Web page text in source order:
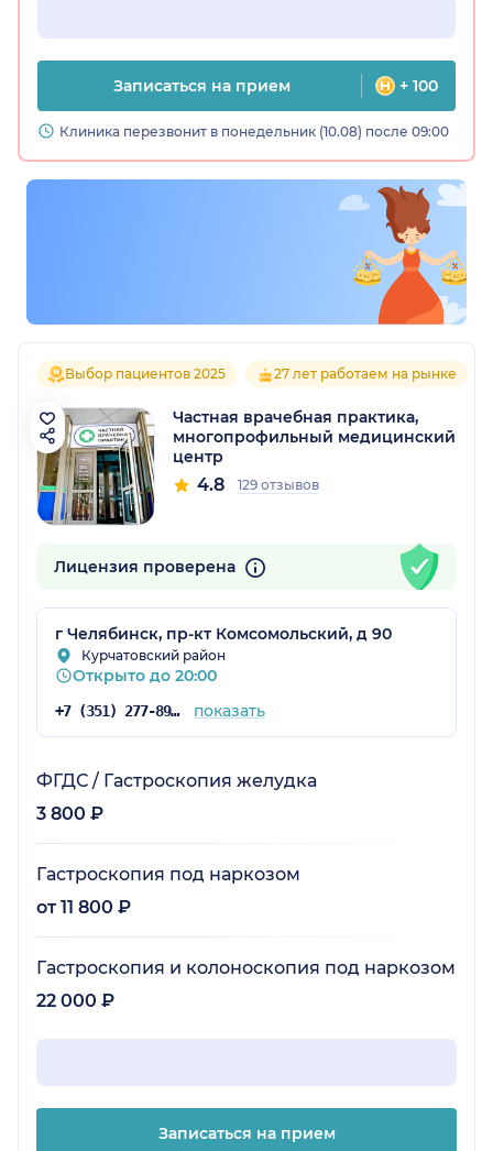
Записаться на прием + 100
Клиника перезвонит в понедельник (10.08) после 09:00
Выбор пациентов 2025 27 лет работаем на рынке
Частная врачебная практика,
многопрофильный медицинский
центр
4.8 129 отзывов
Лицензия проверена
г Челябинск, пр-кт Комсомольский, д 90
Курчатовский район
Открыто до 20:00
+7 (351) 277-89-10 показать
ФГДС / Гастроскопия желудка
3 800 ₽
Гастроскопия под наркозом
от 11 800 ₽
Гастроскопия и колоноскопия под наркозом
22 000 ₽
Записаться на прием